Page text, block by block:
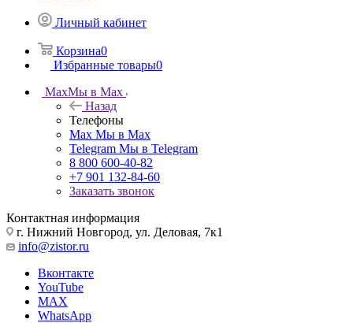
Личный кабинет
Корзина0
Избранные товары0
MaxМы в Max
Назад
Телефоны
Max Мы в Max
Telegram Мы в Telegram
8 800 600-40-82
+7 901 132-84-60
Заказать звонок
Контактная информация
г. Нижний Новгород, ул. Деловая, 7к1
info@zistor.ru
Вконтакте
YouTube
MAX
WhatsApp